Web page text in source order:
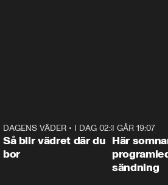
1:06
DAGENS VÄDER• I DAG 02:30
Så blir vädret där du
bor
I GÅR 19:07
Här
sändning